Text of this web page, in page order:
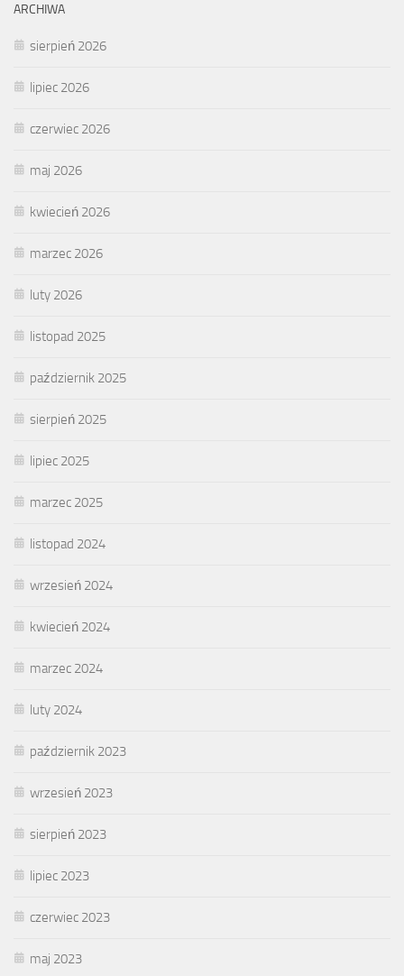
ARCHIWA
sierpień 2026
lipiec 2026
czerwiec 2026
maj 2026
kwiecień 2026
marzec 2026
luty 2026
listopad 2025
październik 2025
sierpień 2025
lipiec 2025
marzec 2025
listopad 2024
wrzesień 2024
kwiecień 2024
marzec 2024
luty 2024
październik 2023
wrzesień 2023
sierpień 2023
lipiec 2023
czerwiec 2023
maj 2023